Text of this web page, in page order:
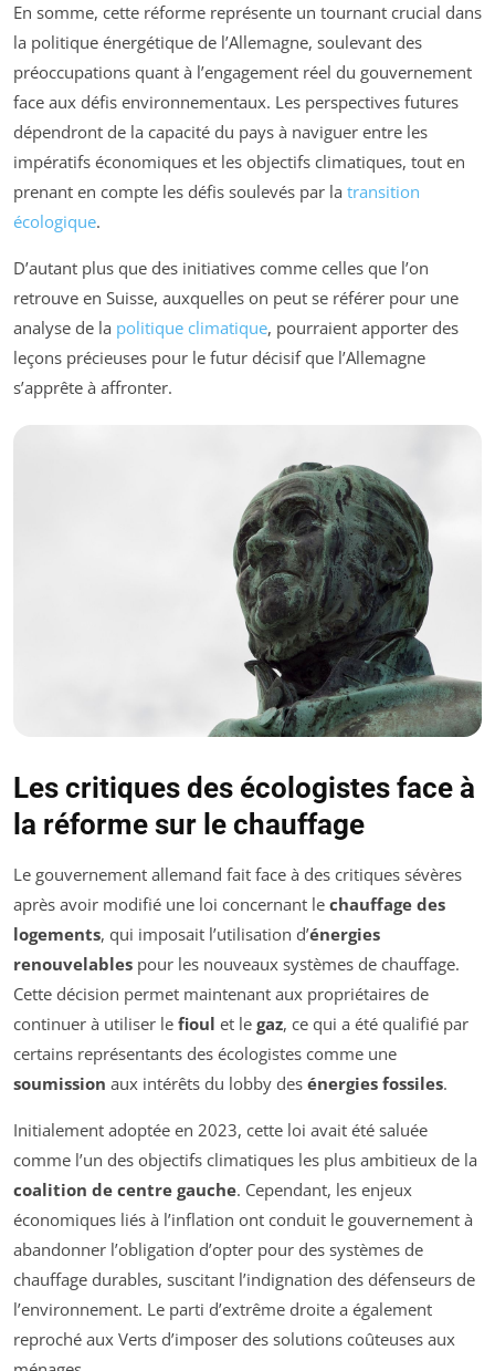
En somme, cette réforme représente un tournant crucial dans
la politique énergétique de l’Allemagne, soulevant des
préoccupations quant à l’engagement réel du gouvernement
face aux défis environnementaux. Les perspectives futures
dépendront de la capacité du pays à naviguer entre les
impératifs économiques et les objectifs climatiques, tout en
prenant en compte les défis soulevés par la transition
écologique.
D’autant plus que des initiatives comme celles que l’on
retrouve en Suisse, auxquelles on peut se référer pour une
analyse de la politique climatique, pourraient apporter des
leçons précieuses pour le futur décisif que l’Allemagne
s’apprête à affronter.
Les critiques des écologistes face à
la réforme sur le chauffage
Le gouvernement allemand fait face à des critiques sévères
après avoir modifié une loi concernant le chauffage des
logements, qui imposait l’utilisation d’énergies
renouvelables pour les nouveaux systèmes de chauffage.
Cette décision permet maintenant aux propriétaires de
continuer à utiliser le fioul et le gaz, ce qui a été qualifié par
certains représentants des écologistes comme une
soumission aux intérêts du lobby des énergies fossiles.
Initialement adoptée en 2023, cette loi avait été saluée
comme l’un des objectifs climatiques les plus ambitieux de la
coalition de centre gauche. Cependant, les enjeux
économiques liés à l’inflation ont conduit le gouvernement à
abandonner l’obligation d’opter pour des systèmes de
chauffage durables, suscitant l’indignation des défenseurs de
l’environnement. Le parti d’extrême droite a également
reproché aux Verts d’imposer des solutions coûteuses aux